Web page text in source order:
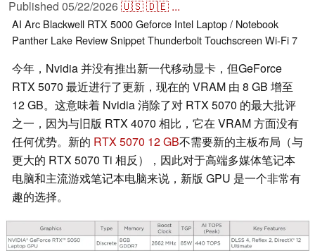
Published 05/22/2026🇺🇸🇩🇪 ...
AI Arc Blackwell RTX 5000Geforce Intel Laptop / Notebook
Panther Lake Review SnippetThunderboltTouchscreen Wi-Fi 7
今年，Nvidia 并没有推出新一代移动显卡，但GeForce
RTX 5070 最近进行了更新，现在的 VRAM 由 8 GB 增至
12 GB。这意味着 Nvidia 消除了对 RTX 5070 的最大批评
之一，因为与旧版 RTX 4070 相比，它在 VRAM 方面没有
任何优势。新的 RTX 5070 12 GB不需要新的主板布局（与
更大的 RTX 5070 Ti 相反），因此对于高端多媒体笔记本
电脑和主流游戏笔记本电脑来说，新版 GPU 是一个非常有
趣的选择。